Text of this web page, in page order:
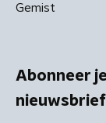
Gemist
Abonneer
nieuwsbrief